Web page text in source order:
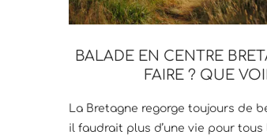
BALADE EN CENTRE
FAIRE ? QUE
La Bretagne regorge toujours de
il faudrait plus d’une vie pour tous